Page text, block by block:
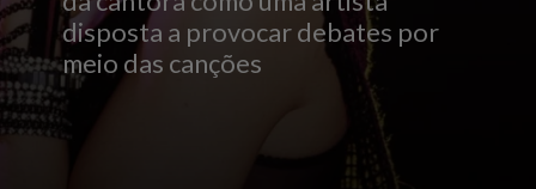
disposta a provocar debates por
meio das canções